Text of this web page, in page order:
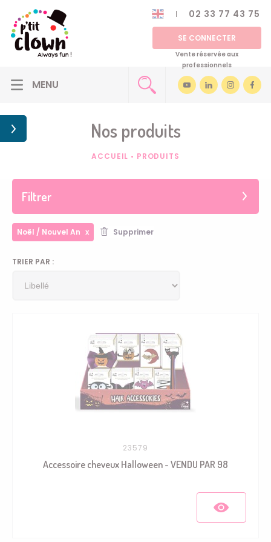
02 33 77 43 75
SE CONNECTER
Vente réservée aux
professionnels
Nos produits
ACCUEIL • PRODUITS
Filtrer
Noël / Nouvel An Supprimer
TRIER PAR :
23579
Accessoire cheveux Halloween - VENDU PAR 98